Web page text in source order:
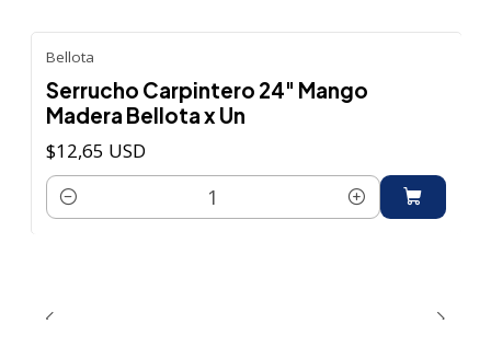
Bellota
Serrucho Carpintero 24" Mango
Madera Bellota x Un
$12,65 USD
Cantidad